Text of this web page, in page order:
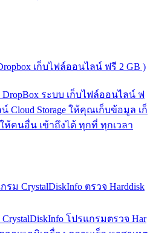
เก็บไฟล์ออนไลน์ ฟรี 2 GB )
ระบบ เก็บไฟล์ออนไลน์ ฟ
Cloud Storage ให้คุณเก็บข้อมูล เก็
ห้คนอื่น เข้าถึงได้ ทุกที่ ทุกเวลา
รม CrystalDiskInfo ตรวจ Harddisk
โปรแกรมตรวจ Har